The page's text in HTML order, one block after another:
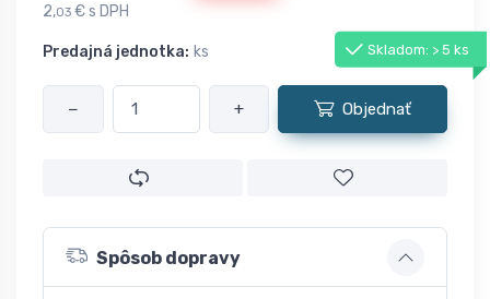
2,03 € s DPH
Predajná jednotka: ks Skladom: > 5 ks
− + Objednať
Spôsob dopravy